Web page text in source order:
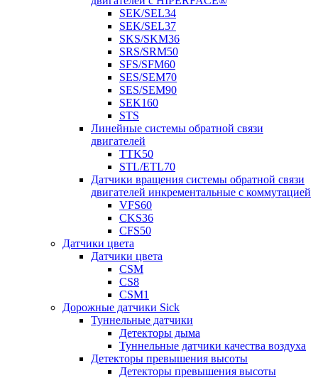
SEK/SEL34
SEK/SEL37
SKS/SKM36
SRS/SRM50
SFS/SFM60
SES/SEM70
SES/SEM90
SEK160
STS
Линейные системы обратной связи
двигателей
TTK50
STL/ETL70
Датчики вращения системы обратной связи
двигателей инкрементальные с коммутацией
VFS60
CKS36
CFS50
Датчики цвета
Датчики цвета
CSM
CS8
CSM1
Дорожные датчики Sick
Туннельные датчики
Детекторы дыма
Туннельные датчики качества воздуха
Детекторы превышения высоты
Детекторы превышения высоты